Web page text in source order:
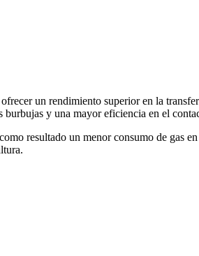
un rendimiento superior en la
y una mayor eficiencia en el
resultado un menor consumo de gas